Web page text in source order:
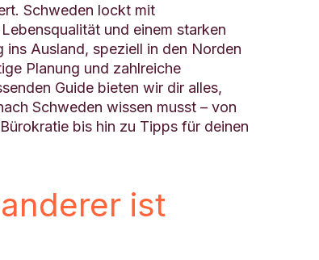
Schweden lockt mit
und einem starken
Ausland, speziell in den Norden
Planung und zahlreiche
Guide bieten wir dir alles,
Schweden wissen musst – von
bis hin zu Tipps für deinen
ist